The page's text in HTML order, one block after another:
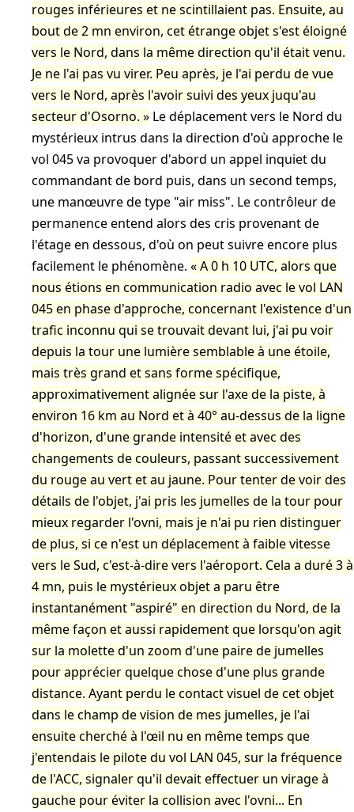
rouges inférieures et ne scintillaient pas. Ensuite, au
bout de 2 mn environ, cet étrange objet s'est éloigné
vers le Nord, dans la même direction qu'il était venu.
Je ne l'ai pas vu virer. Peu après, je l'ai perdu de vue
vers le Nord, après l'avoir suivi des yeux juqu'au
secteur d'Osorno.
Le déplacement vers le Nord du
mystérieux intrus dans la direction d'où approche le
vol 045 va provoquer d'abord un appel inquiet du
commandant de bord puis, dans un second temps,
une manœuvre de type "air miss". Le contrôleur de
permanence entend alors des cris provenant de
l'étage en dessous, d'où on peut suivre encore plus
facilement le phénomène.
A 0 h 10 UTC, alors que
nous étions en communication radio avec le vol LAN
045 en phase d'approche, concernant l'existence d'un
trafic inconnu qui se trouvait devant lui, j'ai pu voir
depuis la tour une lumière semblable à une étoile,
mais très grand et sans forme spécifique,
approximativement alignée sur l'axe de la piste, à
environ 16 km au Nord et à 40° au-dessus de la ligne
d'horizon, d'une grande intensité et avec des
changements de couleurs, passant successivement
du rouge au vert et au jaune. Pour tenter de voir des
détails de l'objet, j'ai pris les jumelles de la tour pour
mieux regarder l'ovni, mais je n'ai pu rien distinguer
de plus, si ce n'est un déplacement à faible vitesse
vers le Sud, c'est-à-dire vers l'aéroport. Cela a duré 3 à
4 mn, puis le mystérieux objet a paru être
instantanément "aspiré" en direction du Nord, de la
même façon et aussi rapidement que lorsqu'on agit
sur la molette d'un zoom d'une paire de jumelles
pour apprécier quelque chose d'une plus grande
distance. Ayant perdu le contact visuel de cet objet
dans le champ de vision de mes jumelles, je l'ai
ensuite cherché à l'œil nu en même temps que
j'entendais le pilote du vol LAN 045, sur la fréquence
de l'ACC, signaler qu'il devait effectuer un virage à
gauche pour éviter la collision avec l'ovni... En